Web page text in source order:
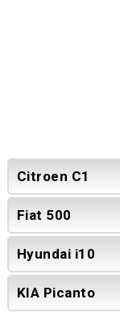
Citroen C1
Fiat 500
Hyundai i10
KIA Picanto